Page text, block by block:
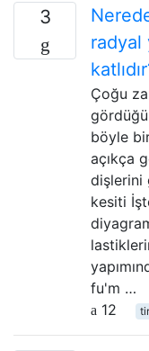
3
radyal
Çoğu
böyle
açıkça
dişlerini
kesiti
fu'm …
12